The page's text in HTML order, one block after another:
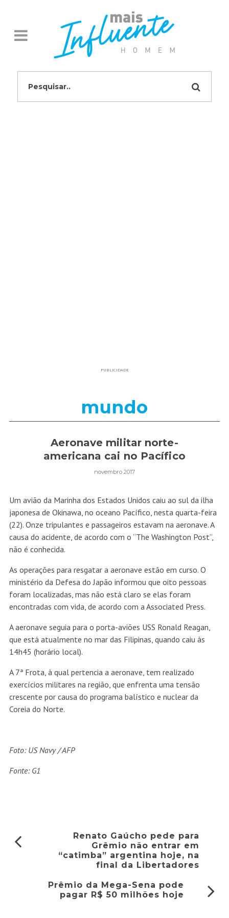
PUBLICIDADE
mundo
Aeronave militar norte-
americana cai no Pacífico
novembro 2017
Um avião da Marinha dos Estados Unidos caiu ao sul da ilha
japonesa de Okinawa, no oceano Pacífico, nesta quarta-feira
(22). Onze tripulantes e passageiros estavam na aeronave. A
causa do acidente, de acordo com o “The Washington Post”,
não é conhecida.
As operações para resgatar a aeronave estão em curso. O
ministério da Defesa do Japão informou que oito pessoas
foram localizadas, mas não está claro se elas foram
encontradas com vida, de acordo com a Associated Press.
A aeronave seguia para o porta-aviões USS Ronald Reagan,
que está atualmente no mar das Filipinas, quando caiu às
14h45 (horário local).
A 7ª Frota, à qual pertencia a aeronave, tem realizado
exercícios militares na região, que enfrenta uma tensão
crescente por causa do programa balístico e nuclear da
Coreia do Norte.
Foto: US Navy / AFP
Fonte: G1
Renato Gaúcho pede para
Grêmio não entrar em
“catimba” argentina hoje, na
final da Libertadores
Prêmio da Mega-Sena pode
pagar R$ 50 milhões hoje